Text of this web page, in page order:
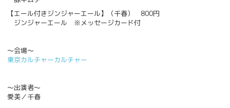
【エール付きジンジャーエール】（千春） 800円
ジンジャーエール ※メッセージカード付
～会場～
東京カルチャーカルチャー
～出演者～
愛美／千春